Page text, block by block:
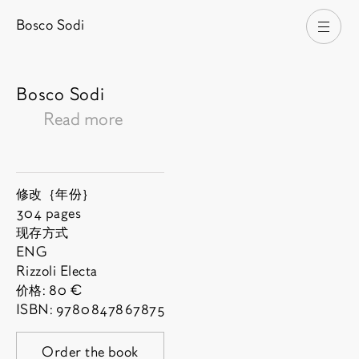
打
Bosco Sodi
Bosco Sodi
Read more
刊物信息
年份:
修改｛年份｝
页面尺寸:
304 pages
可用语言:
现存方式
ENG
作者:
Rizzoli Electa
价格: 80 €
ISBN: 9780847867875
Order the book